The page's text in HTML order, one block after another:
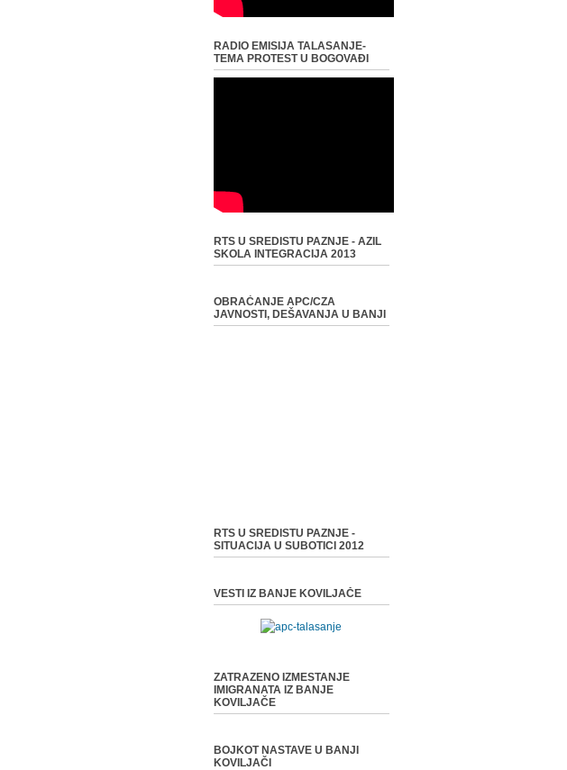
RADIO EMISIJA TALASANJE-
TEMA PROTEST U BOGOVAĐI
RTS U SREDISTU PAZNJE - AZIL
SKOLA INTEGRACIJA 2013
OBRAĆANJE APC/CZA
JAVNOSTI, DEŠAVANJA U BANJI
RTS U SREDISTU PAZNJE -
SITUACIJA U SUBOTICI 2012
VESTI IZ BANJE KOVILJAČE
ZATRAZENO IZMESTANJE
IMIGRANATA IZ BANJE
KOVILJAČE
BOJKOT NASTAVE U BANJI
KOVILJAČI